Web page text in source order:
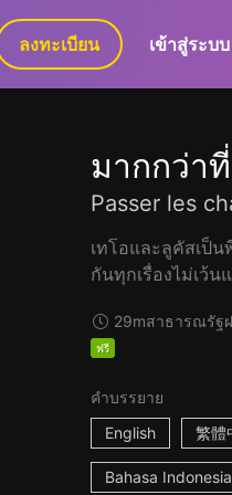
GaLa+
ลงทะเบียน เข้าสู่ระบบ
มากกว่า
Passer les
เทโอและลูคัสเป็
กันทุกเรื่องไม่เว้น
29mสาธารณรัฐ
ฟรี
คำบรรยาย
English
繁體
Bahasa Indonesia